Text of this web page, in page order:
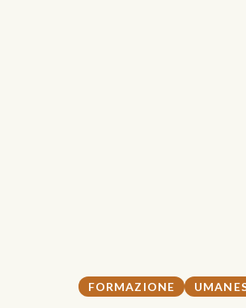
FORMAZIONE